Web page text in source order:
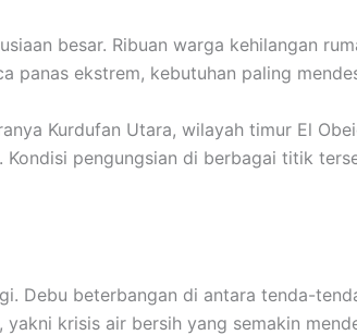
besar. Ribuan warga kehilangan
panas ekstrem, kebutuhan paling
Kurdufan Utara, wilayah timur El
pengungsian di berbagai titik
Debu beterbangan di antara tenda-
krisis air bersih yang semakin